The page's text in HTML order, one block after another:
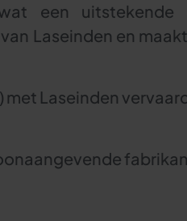
een uitstekende
Laseinden en
met Laseinden